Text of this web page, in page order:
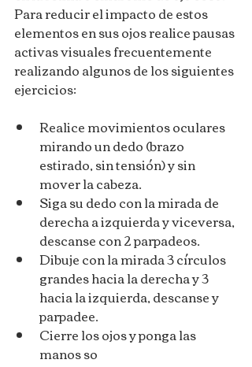
Para reducir el impacto de estos
elementos en sus ojos realice pausas
activas visuales frecuentemente
realizando algunos de los siguientes
ejercicios:
Realice movimientos oculares
mirando un dedo (brazo
estirado, sin tensión) y sin
mover la cabeza.
Siga su dedo con la mirada de
derecha a izquierda y viceversa,
descanse con 2 parpadeos.
Dibuje con la mirada 3 círculos
grandes hacia la derecha y 3
hacia la izquierda, descanse y
parpadee.
Cierre los ojos y ponga las
manos so